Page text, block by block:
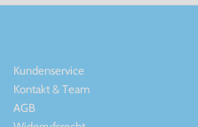
Kundenservice
Kontakt & Team
AGB